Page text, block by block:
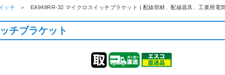
ッチ EA949RR-32 マイクロスイッチブラケット | 配線部材、配線器具、工業用電
チブラケット